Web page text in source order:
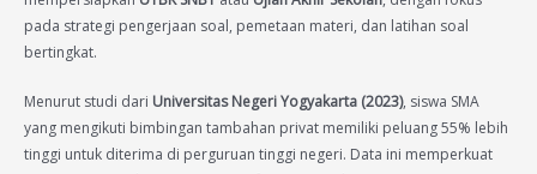
pada strategi pengerjaan soal, pemetaan materi, dan latihan soal
bertingkat.
Menurut studi dari Universitas Negeri Yogyakarta (2023), siswa SMA
yang mengikuti bimbingan tambahan privat memiliki peluang 55% lebih
tinggi untuk diterima di perguruan tinggi negeri. Data ini memperkuat